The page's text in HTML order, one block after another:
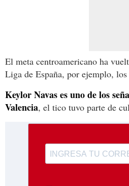
El meta centroamericano ha
Liga de España, por ejemplo,
Keylor Navas es uno de los
Valencia, el tico tuvo parte de